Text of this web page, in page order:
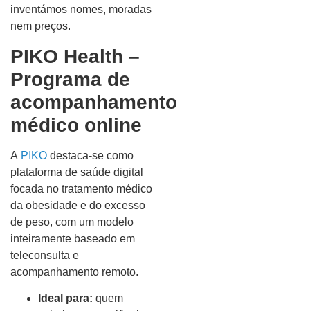
inventámos nomes, moradas
nem preços.
PIKO Health –
Programa de
acompanhamento
médico online
A PIKO destaca-se como
plataforma de saúde digital
focada no tratamento médico
da obesidade e do excesso
de peso, com um modelo
inteiramente baseado em
teleconsulta e
acompanhamento remoto.
Ideal para: quem